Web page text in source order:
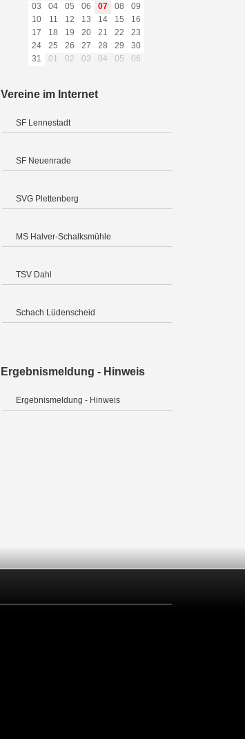
03
04 05 06 07 08
09
10
11 12 13 14 15
16
17
18 19 20 21 22
23
24
25 26 27 28 29
30
31
01 02 03 04 05 06
Vereine im Internet
SF Lennestadt
SF Neuenrade
SVG Plettenberg
MS Halver-Schalksmühle
TSV Dahl
Schach Lüdenscheid
Ergebnismeldung - Hinweis
Ergebnismeldung - Hinweis